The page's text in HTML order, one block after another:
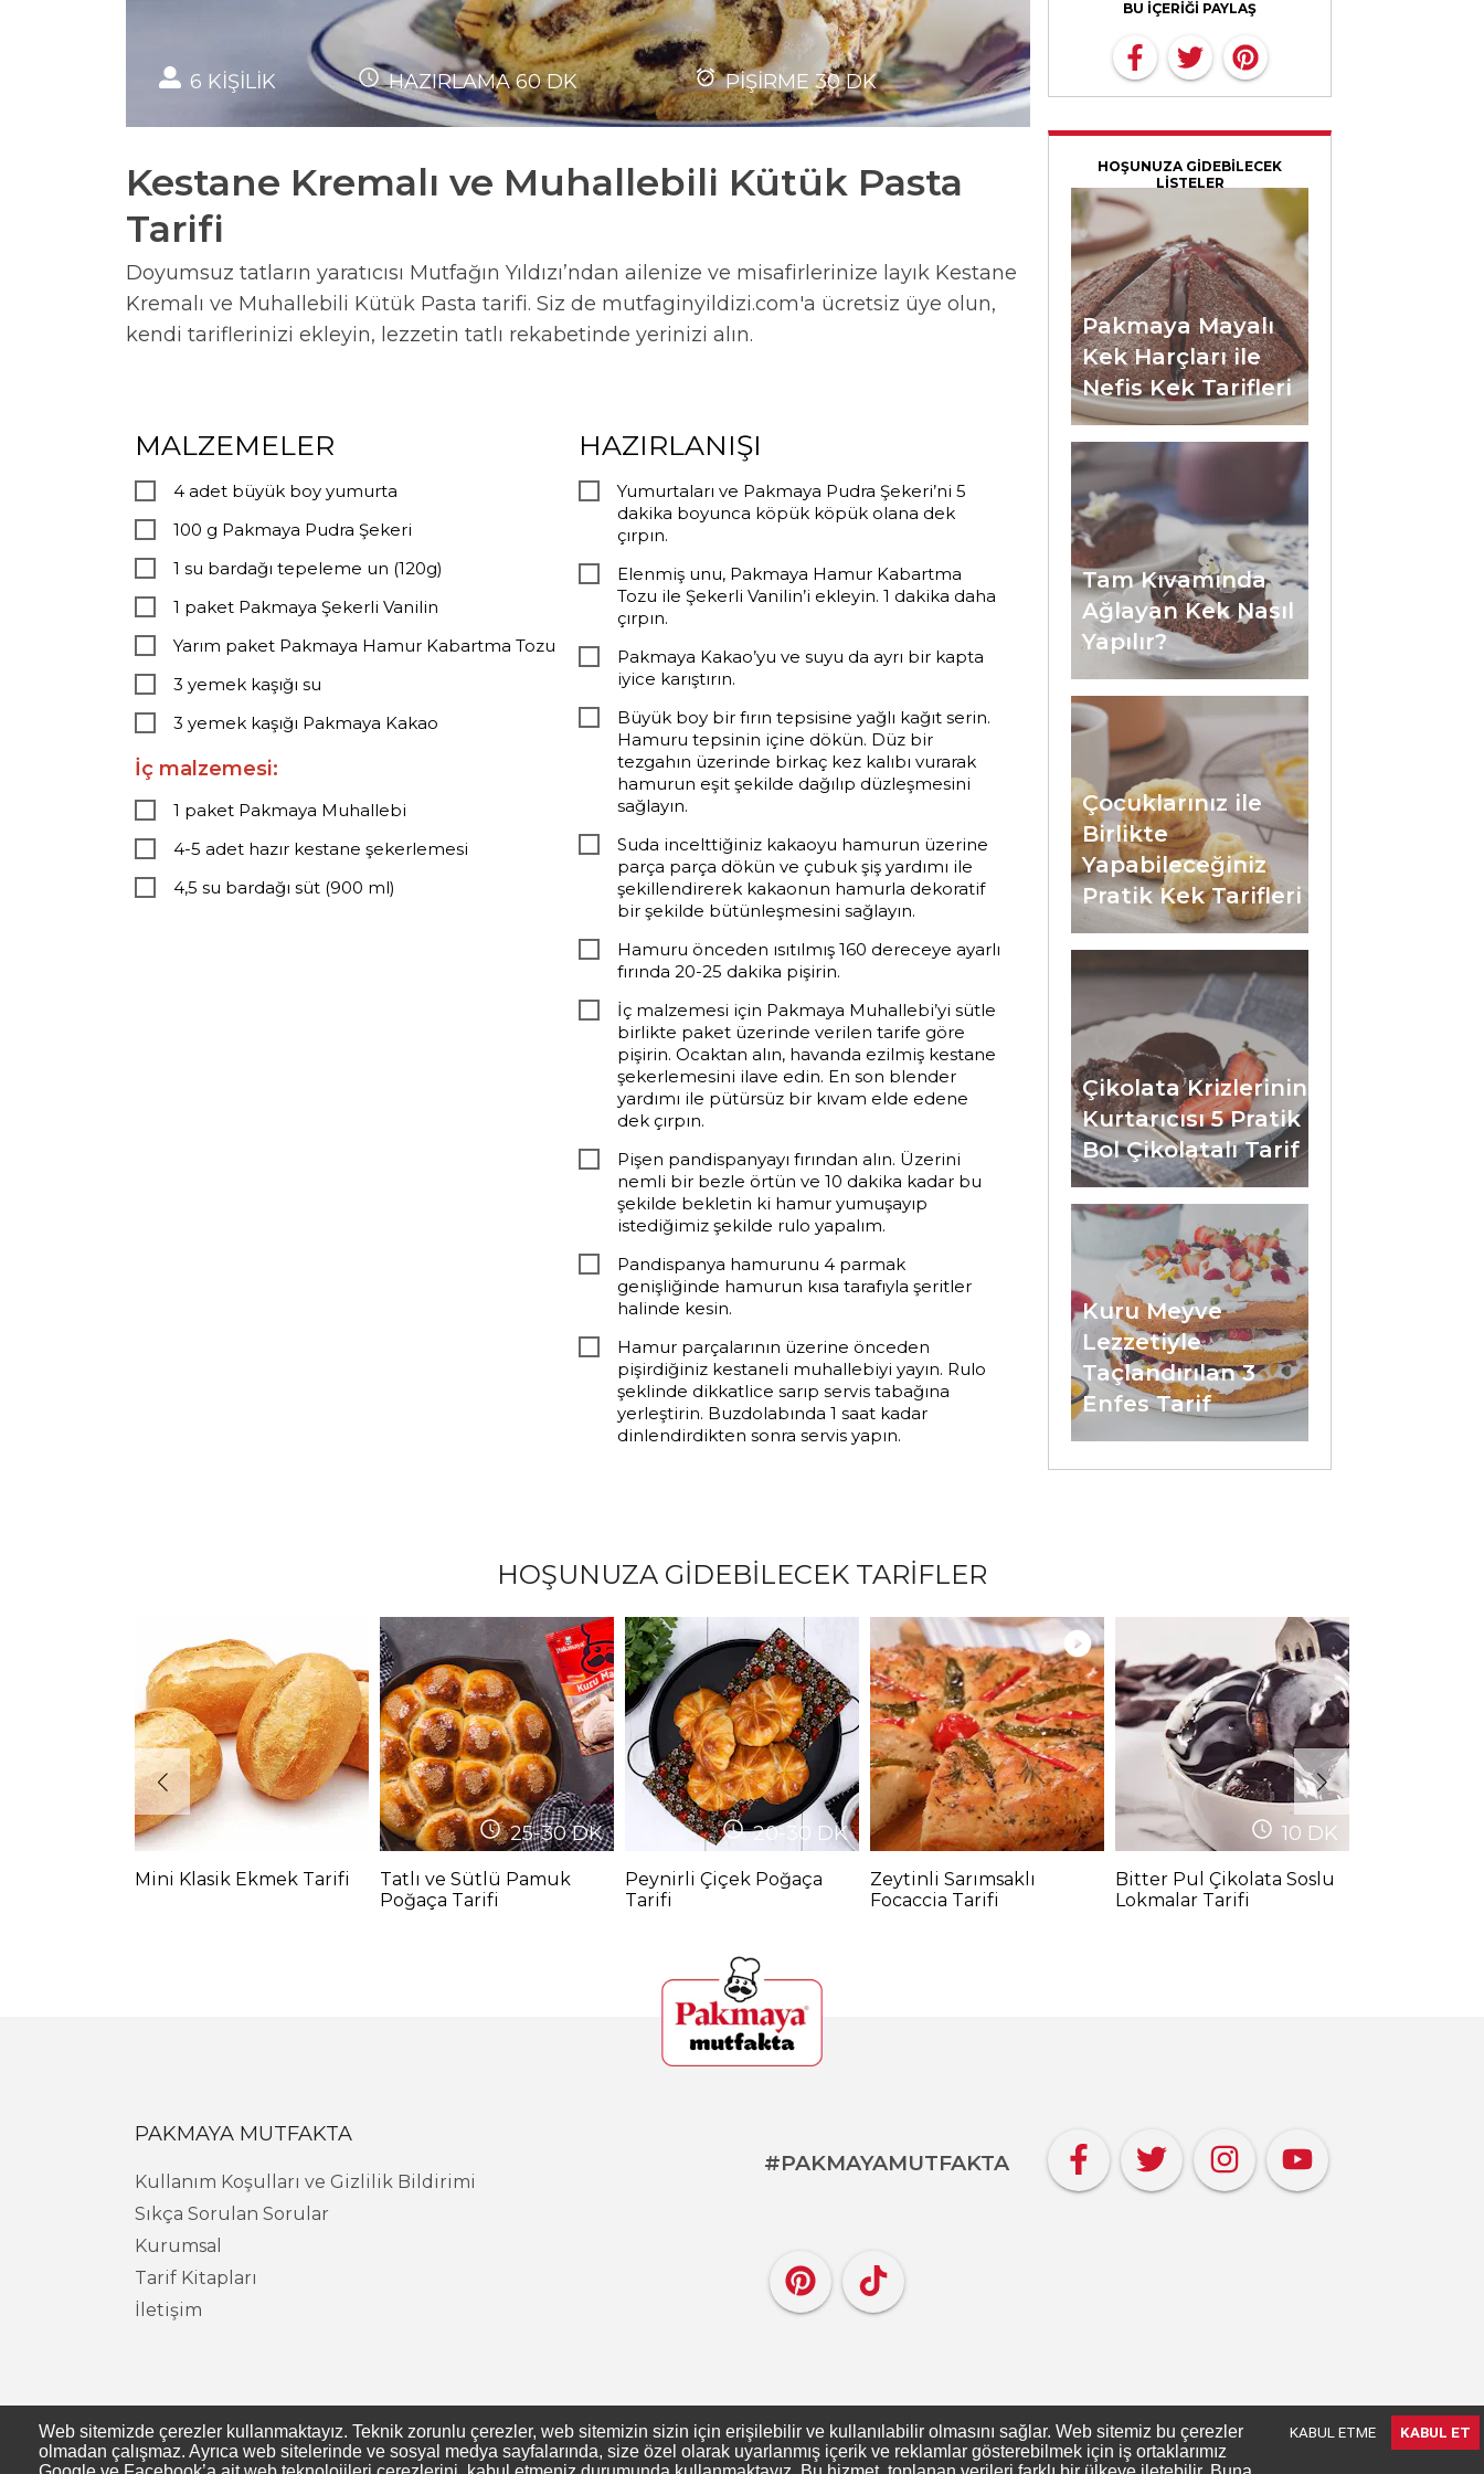
6 KİŞİLİK HAZIRLAMA 60 DK PİŞİRME 30 DK
Kestane Kremalı ve Muhallebili Kütük Pasta
Tarifi
Doyumsuz tatların yaratıcısı Mutfağın Yıldızı’ndan ailenize ve misafirlerinize layık Kestane
Kremalı ve Muhallebili Kütük Pasta tarifi. Siz de mutfaginyildizi.com'a ücretsiz üye olun,
kendi tariflerinizi ekleyin, lezzetin tatlı rekabetinde yerinizi alın.
MALZEMELER
4 adet büyük boy yumurta
100 g Pakmaya Pudra Şekeri
1 su bardağı tepeleme un (120g)
1 paket Pakmaya Şekerli Vanilin
Yarım paket Pakmaya Hamur Kabartma Tozu
3 yemek kaşığı su
3 yemek kaşığı Pakmaya Kakao
İç malzemesi:
1 paket Pakmaya Muhallebi
4-5 adet hazır kestane şekerlemesi
4,5 su bardağı süt (900 ml)
HAZIRLANIŞI
Yumurtaları ve Pakmaya Pudra Şekeri’ni 5
dakika boyunca köpük köpük olana dek
çırpın.
Elenmiş unu, Pakmaya Hamur Kabartma
Tozu ile Şekerli Vanilin’i ekleyin. 1 dakika daha
çırpın.
Pakmaya Kakao’yu ve suyu da ayrı bir kapta
iyice karıştırın.
Büyük boy bir fırın tepsisine yağlı kağıt serin.
Hamuru tepsinin içine dökün. Düz bir
tezgahın üzerinde birkaç kez kalıbı vurarak
hamurun eşit şekilde dağılıp düzleşmesini
sağlayın.
Suda incelttiğiniz kakaoyu hamurun üzerine
parça parça dökün ve çubuk şiş yardımı ile
şekillendirerek kakaonun hamurla dekoratif
bir şekilde bütünleşmesini sağlayın.
Hamuru önceden ısıtılmış 160 dereceye ayarlı
fırında 20-25 dakika pişirin.
İç malzemesi için Pakmaya Muhallebi’yi sütle
birlikte paket üzerinde verilen tarife göre
pişirin. Ocaktan alın, havanda ezilmiş kestane
şekerlemesini ilave edin. En son blender
yardımı ile pütürsüz bir kıvam elde edene
dek çırpın.
Pişen pandispanyayı fırından alın. Üzerini
nemli bir bezle örtün ve 10 dakika kadar bu
şekilde bekletin ki hamur yumuşayıp
istediğimiz şekilde rulo yapalım.
Pandispanya hamurunu 4 parmak
genişliğinde hamurun kısa tarafıyla şeritler
halinde kesin.
Hamur parçalarının üzerine önceden
pişirdiğiniz kestaneli muhallebiyi yayın. Rulo
şeklinde dikkatlice sarıp servis tabağına
yerleştirin. Buzdolabında 1 saat kadar
dinlendirdikten sonra servis yapın.
BU İÇERİĞİ PAYLAŞ
HOŞUNUZA GİDEBİLECEK
LİSTELER
Pakmaya Mayalı
Kek Harçları ile
Nefis Kek Tarifleri
Tam Kıvamında
Ağlayan Kek Nasıl
Yapılır?
Çocuklarınız ile
Birlikte
Yapabileceğiniz
Pratik Kek Tarifleri
Çikolata Krizlerinin
Kurtarıcısı 5 Pratik
Bol Çikolatalı Tarif
Kuru Meyve
Lezzetiyle
Taçlandırılan 3
Enfes Tarif
HOŞUNUZA GİDEBİLECEK TARİFLER
Mini Klasik Ekmek Tarifi
25-30DK
Tatlı ve Sütlü Pamuk
Poğaça Tarifi
20-30 DK
Peynirli Çiçek Poğaça
Tarifi
Zeytinli Sarımsaklı
Focaccia Tarifi
10 DK
Bitter Pul Çikolata Soslu
Lokmalar Tarifi
PAKMAYA MUTFAKTA
Kullanım Koşulları ve Gizlilik Bildirimi
Sıkça Sorulan Sorular
Kurumsal
Tarif Kitapları
İletişim
#PAKMAYAMUTFAKTA
Web sitemizde çerezler kullanmaktayız. Teknik zorunlu çerezler, web sitemizin sizin için erişilebilir ve kullanılabilir olmasını sağlar. Web sitemiz bu çerezler
olmadan çalışmaz. Ayrıca web sitelerinde ve sosyal medya sayfalarında, size özel olarak uyarlanmış içerik ve reklamlar gösterebilmek için iş ortaklarımız
KABUL ETME KABUL ET